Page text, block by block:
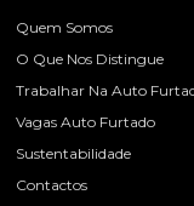
Quem Somos
O Que Nos Distingue
Trabalhar Na Auto
Vagas Auto Furtado
Sustentabilidade
Contactos